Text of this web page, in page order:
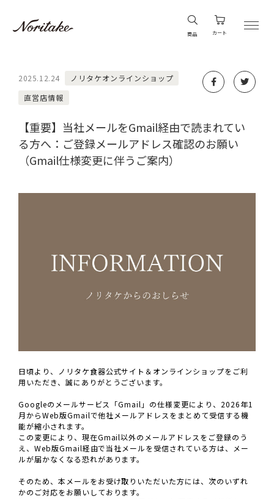
商品 カート
2025.12.24
ノリタケオンラインショップ
直営店情報
【重要】当社メールをGmail経由で読まれてい
る方へ：ご登録メールアドレス確認のお願い
（Gmail仕様変更に伴うご案内）
日頃より、ノリタケ食器公式サイト＆オンラインショップをご利
用いただき、誠にありがとうございます。
Googleのメールサービス「Gmail」の仕様変更により、2026年1
月からWeb版Gmailで他社メールアドレスをまとめて受信する機
能が縮小されます。
この変更により、現在Gmail以外のメールアドレスをご登録のう
え、Web版Gmail経由で当社メールを受信されている方は、メー
ルが届かなくなる恐れがあります。
そのため、本メールをお受け取りいただいた方には、次のいずれ
かのご対応をお願いしております。